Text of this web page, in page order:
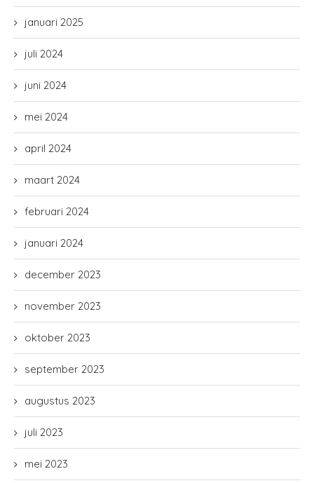
januari 2025
juli 2024
juni 2024
mei 2024
april 2024
maart 2024
februari 2024
januari 2024
december 2023
november 2023
oktober 2023
september 2023
augustus 2023
juli 2023
mei 2023